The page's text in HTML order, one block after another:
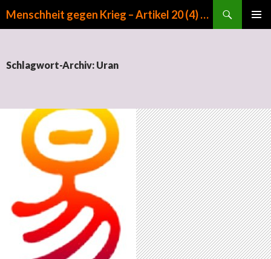
Menschheit gegen Krieg – Artikel 20 (4) GG
Schlagwort-Archiv: Uran